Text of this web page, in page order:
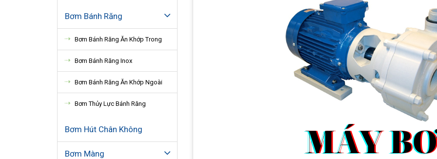
Bơm Bánh Răng
Bơm Bánh Răng Ăn Khớp Trong
Bơm Bánh Răng Inox
Bơm Bánh Răng Ăn Khớp Ngoài
Bơm Thủy Lực Bánh Răng
Bơm Hút Chân Không
Bơm Màng